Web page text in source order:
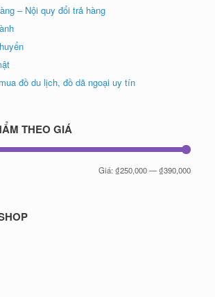
– Nội quy đổi trả hàng
đồ du lịch, đồ dã ngoại uy tín
THEO GIÁ
Giá
Giá
Giá:₫250,000—₫390,000